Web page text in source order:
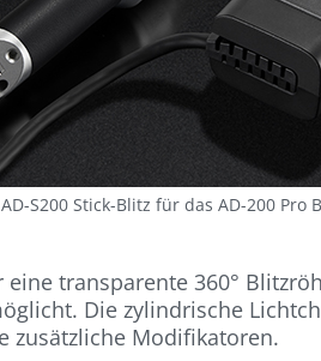
AD-S200 Stick-Blitz für das AD-200 Pro
eine transparente 360°
Die zylindrische
zusätzliche Modifikatoren.